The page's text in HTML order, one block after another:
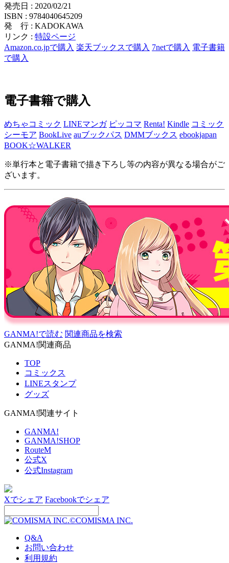
発売日 : 2020/02/21
ISBN : 9784040645209
発 行 : KADOKAWA
リンク : 特設ページ
Amazon.co.jpで購入 楽天ブックスで購入 7netで購入 電子書籍
で購入
電子書籍で購入
めちゃコミック LINEマンガ ピッコマ Renta! Kindle コミック
シーモア BookLive auブックパス DMMブックス ebookjapan
BOOK☆WALKER
※単行本と電子書籍で描き下ろし等の内容が異なる場合がご
ざいます。
GANMA!で読む 関連商品を検索
GANMA!関連商品
TOP
コミックス
LINEスタンプ
グッズ
GANMA!関連サイト
GANMA!
GANMA!SHOP
RouteM
公式X
公式Instagram
Xでシェア Facebookでシェア
©COMISMA INC.
Q&A
お問い合わせ
利用規約